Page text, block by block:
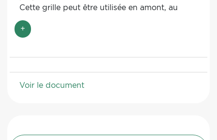
Cette grille peut être utilisée en amont, au
cours et en aval du projet.
à l’équipe de s’interroger sur les
démarche de réduction des ISTS.
+
Voir le document